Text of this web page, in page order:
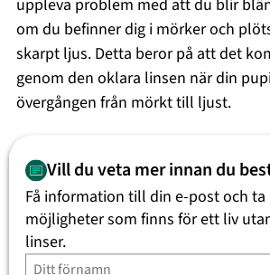
uppleva problem med att du blir
om du befinner dig i mörker och
skarpt ljus. Detta beror på att det
genom den oklara linsen när din
övergången från mörkt till ljust.
Hur konstateras grå
Grå starr konstateras hos
undersökningar och mätningar.
har grå starr kommer du bli
Vill du veta mer innan du
Få information till din e-post och ta
möjligheter som finns för ett liv
linser.